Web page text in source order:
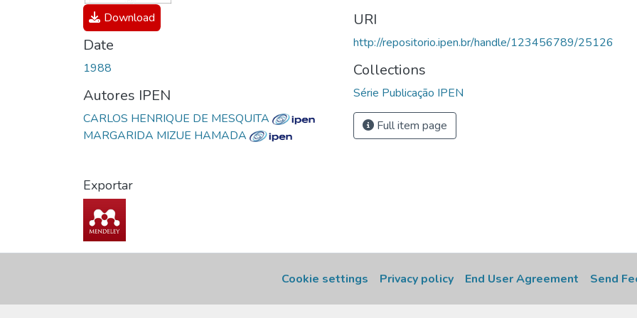
Download
Date
1988
Autores IPEN
CARLOS HENRIQUE DE MESQUITA
MARGARIDA MIZUE HAMADA
Exportar
URI
http://repositorio.ipen.br/handle/123456789/25126
Collections
Série Publicação IPEN
Full item page
Cookie settings Privacy policy End User Agreement Send